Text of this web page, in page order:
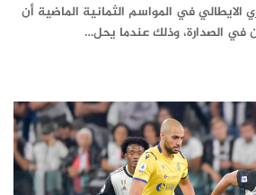
في المواسم الثمانية الماضية أن
في الصدارة، وذلك عندما يحل…